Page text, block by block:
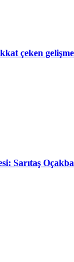
çeken gelişme
Sarıtaş